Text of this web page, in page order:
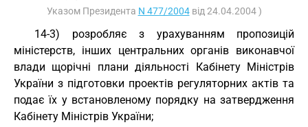
Указом Президента N 477/2004від 24.04.2004 )
14-3) розробляє з урахуванням пропозицій
міністерств, інших центральних органів виконавчої
влади щорічні плани діяльності Кабінету Міністрів
України з підготовки проектів регуляторних актів та
подає їх у встановленому порядку на затвердження
Кабінету Міністрів України;